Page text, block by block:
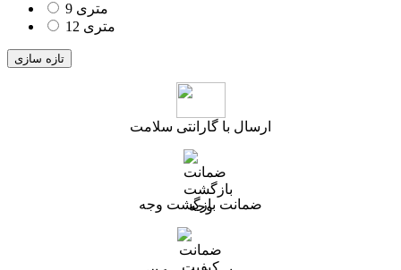
9 متری
12 متری
ارسال با گارانتی سلامت
ضمانت بازگشت وجه